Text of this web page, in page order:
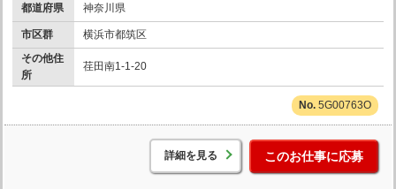
都道府県 神奈川県
市区群
横浜市都筑区
その他住
所
荏田南1-1-20
5G00763O
詳細を見る このお仕事に応募